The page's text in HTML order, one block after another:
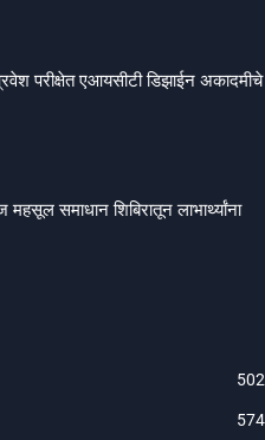
परीक्षेत एआयसीटी डिझाईन अकादमीचे
महसूल समाधान शिबिरातून लाभार्थ्यांना
502
574